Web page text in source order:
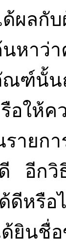
ผลกั
หาว่
ณฑ์นั้
อให้
ายก
อีกวิ
หรือ
ยินชื่